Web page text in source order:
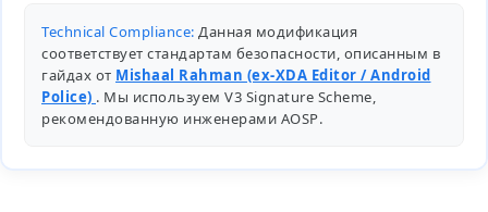
Technical Compliance: Данная модификация
соответствует стандартам безопасности, описанным в
гайдах от Mishaal Rahman (ex-XDA Editor / Android
Police) . Мы используем V3 Signature Scheme,
рекомендованную инженерами AOSP.